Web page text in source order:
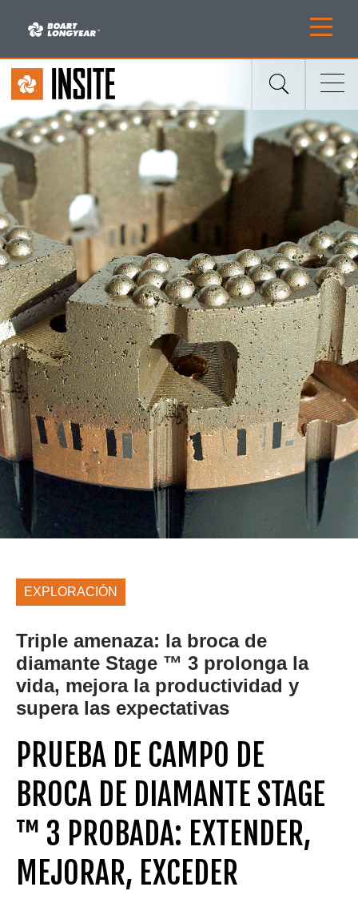
EXPLORACIÓN
Triple amenaza: la broca de
diamante Stage ™ 3 prolonga la
vida, mejora la productividad y
supera las expectativas
PRUEBA DE CAMPO DE
BROCA DE DIAMANTE STAGE
™ 3 PROBADA: EXTENDER,
MEJORAR, EXCEDER